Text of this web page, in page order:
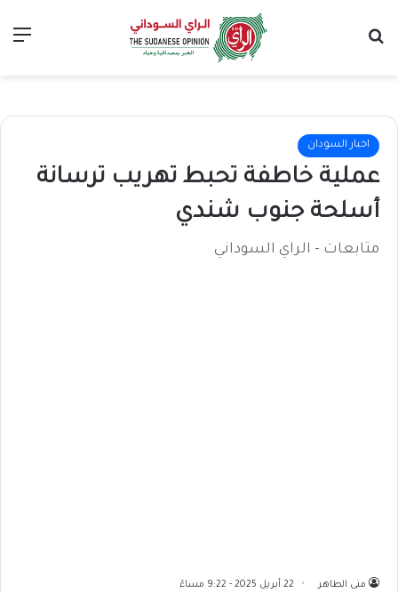
اخبار السودان
عملية خاطفة تحبط تهريب ترسانة
أسلحة جنوب شندي
متابعات - الراي السوداني
منى الطاهر 22 أبريل 2025 - 9:22 مساءً